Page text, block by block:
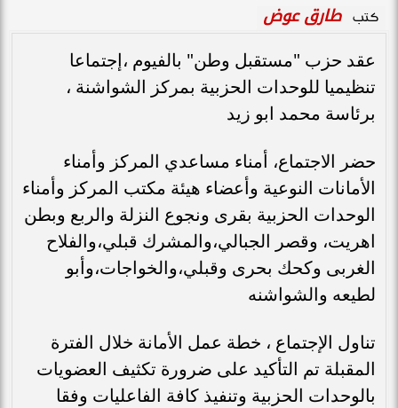
كتب طارق عوض
عقد حزب "مستقبل وطن" بالفيوم ،إجتماعا
تنظيميا للوحدات الحزبية بمركز الشواشنة ،
برئاسة محمد ابو زيد
حضر الاجتماع، أمناء مساعدي المركز وأمناء
الأمانات النوعية وأعضاء هيئة مكتب المركز وأمناء
الوحدات الحزبية بقرى ونجوع النزلة والربع وبطن
اهريت، وقصر الجبالي،والمشرك قبلي،والفلاح
الغربى وكحك بحرى وقبلي،والخواجات،وأبو
لطيعه والشواشنه
تناول الإجتماع ، خطة عمل الأمانة خلال الفترة
المقبلة تم التأكيد على ضرورة تكثيف العضويات
بالوحدات الحزبية وتنفيذ كافة الفاعليات وفقا